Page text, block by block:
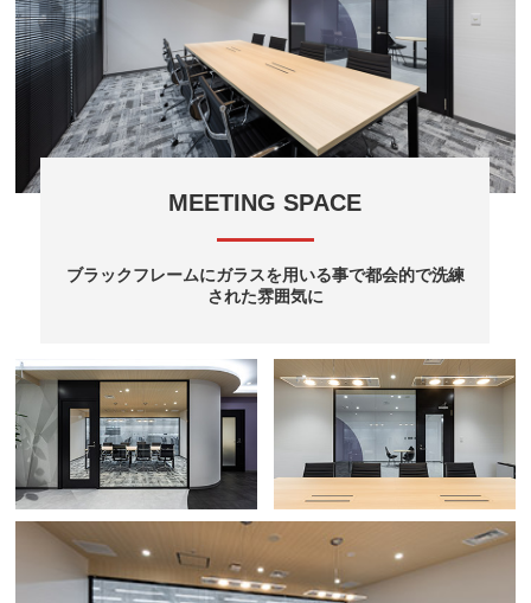
MEETING SPACE
ブラックフレームにガラスを用いる事で都会的で洗練
された雰囲気に